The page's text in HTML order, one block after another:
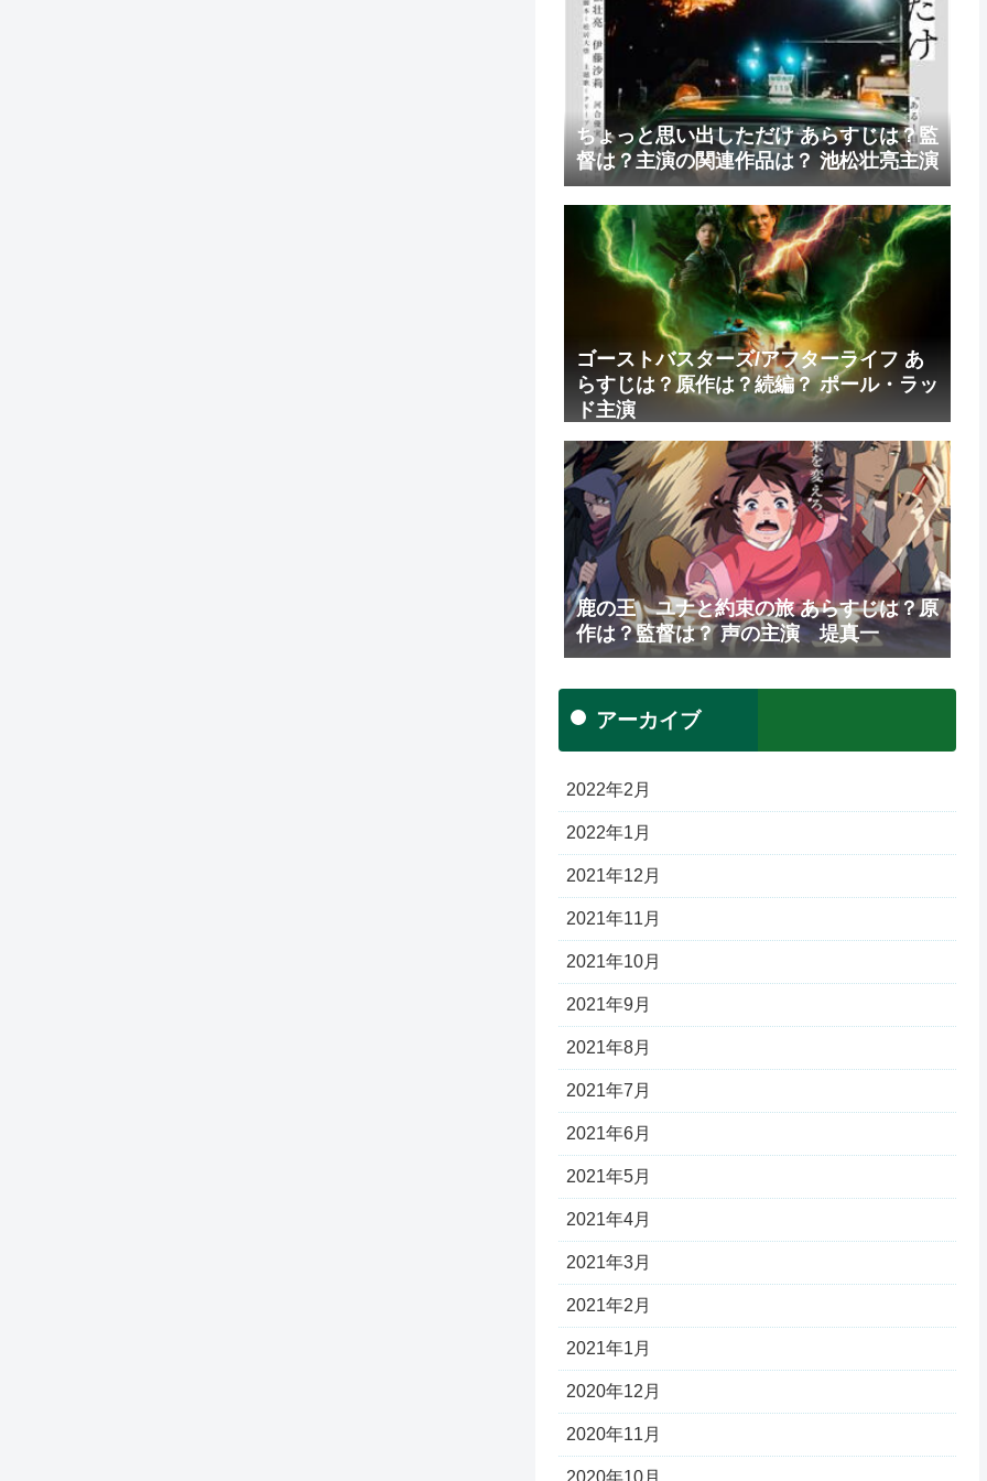
ちょっと思い出しただけ あらすじは？監
督は？主演の関連作品は？ 池松壮亮主演
ゴーストバスターズ/アフターライフ あ
らすじは？原作は？続編？ ポール・ラッ
ド主演
鹿の王 ユナと約束の旅 あらすじは？原
作は？監督は？ 声の主演 堤真一
アーカイブ
2022年2月
2022年1月
2021年12月
2021年11月
2021年10月
2021年9月
2021年8月
2021年7月
2021年6月
2021年5月
2021年4月
2021年3月
2021年2月
2021年1月
2020年12月
2020年11月
2020年10月